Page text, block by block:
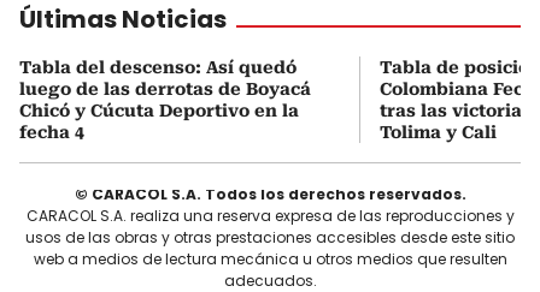
Últimas Noticias
Tabla del descenso: Así quedó
luego de las derrotas de Boyacá
Chicó y Cúcuta Deportivo en la
fecha 4
Tabla de
Colombiana
tras las victorias
Tolima y Cali
© CARACOL S.A. Todos los derechos reservados.
CARACOL S.A. realiza una reserva expresa de las reproducciones y
usos de las obras y otras prestaciones accesibles desde este sitio
web a medios de lectura mecánica u otros medios que resulten
adecuados.